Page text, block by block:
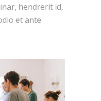
hendrerit id,
et ante